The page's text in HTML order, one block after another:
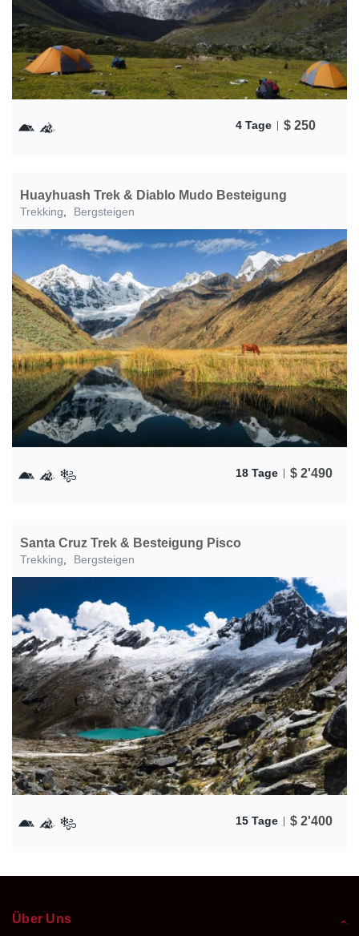
4 Tage $ 250
Huayhuash Trek & Diablo Mudo Besteigung
Trekking Bergsteigen
18 Tage $ 2'490
Santa Cruz Trek & Besteigung Pisco
Trekking Bergsteigen
15 Tage $ 2'400
Über Uns